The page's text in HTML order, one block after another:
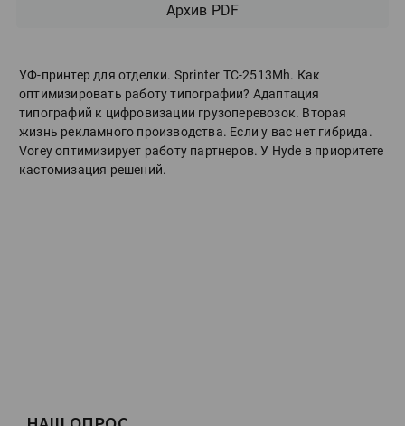
Архив PDF
УФ-принтер для отделки. Sprinter ТС-2513Mh. Как
оптимизировать работу типографии? Адаптация
типографий к цифровизации грузоперевозок. Вторая
жизнь рекламного производства. Если у вас нет гибрида.
Vorey оптимизирует работу партнеров. У Hyde в приоритете
кастомизация решений.